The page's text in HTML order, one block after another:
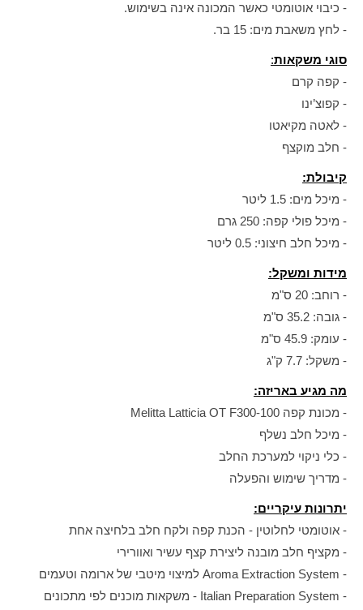
- כיבוי אוטומטי כאשר המכונה אינה בשימוש.
- לחץ משאבת מים: 15 בר.
סוגי משקאות:
- קפה קרם
- קפוצ’ינו
- לאטה מקיאטו
- חלב מוקצף
קיבולת:
- מיכל מים: 1.5 ליטר
- מיכל פולי קפה: 250 גרם
- מיכל חלב חיצוני: 0.5 ליטר
מידות ומשקל:
- רוחב: 20 ס"מ
- גובה: 35.2 ס"מ
- עומק: 45.9 ס"מ
- משקל: 7.7 ק"ג
מה מגיע באריזה:
- מכונת קפה Melitta Latticia OT F300-100
- מיכל חלב נשלף
- כלי ניקוי למערכת החלב
- מדריך שימוש והפעלה
יתרונות עיקריים:
- אוטומטי לחלוטין - הכנת קפה ולקח חלב בלחיצה אחת
- מקציף חלב מובנה ליצירת קצף עשיר ואוורירי
- Aroma Extraction System למיצוי מיטבי של ארומה וטעמים
- Italian Preparation System - משקאות מוכנים לפי מתכונים